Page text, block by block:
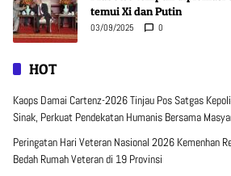
temui Xi dan Putin
03/09/2025 0
HOT
Kaops Damai Cartenz-2026 Tinjau Pos Satgas
Sinak, Perkuat Pendekatan Humanis Bersama
Peringatan Hari Veteran Nasional 2026 Kemenhan
Bedah Rumah Veteran di 19 Provinsi